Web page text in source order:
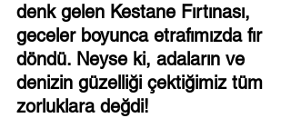
denk gelen Kestane Fırtınası,
geceler boyunca etrafımızda fır
döndü. Neyse ki, adaların ve
denizin güzelliği çektiğimiz tüm
zorluklara değdi!